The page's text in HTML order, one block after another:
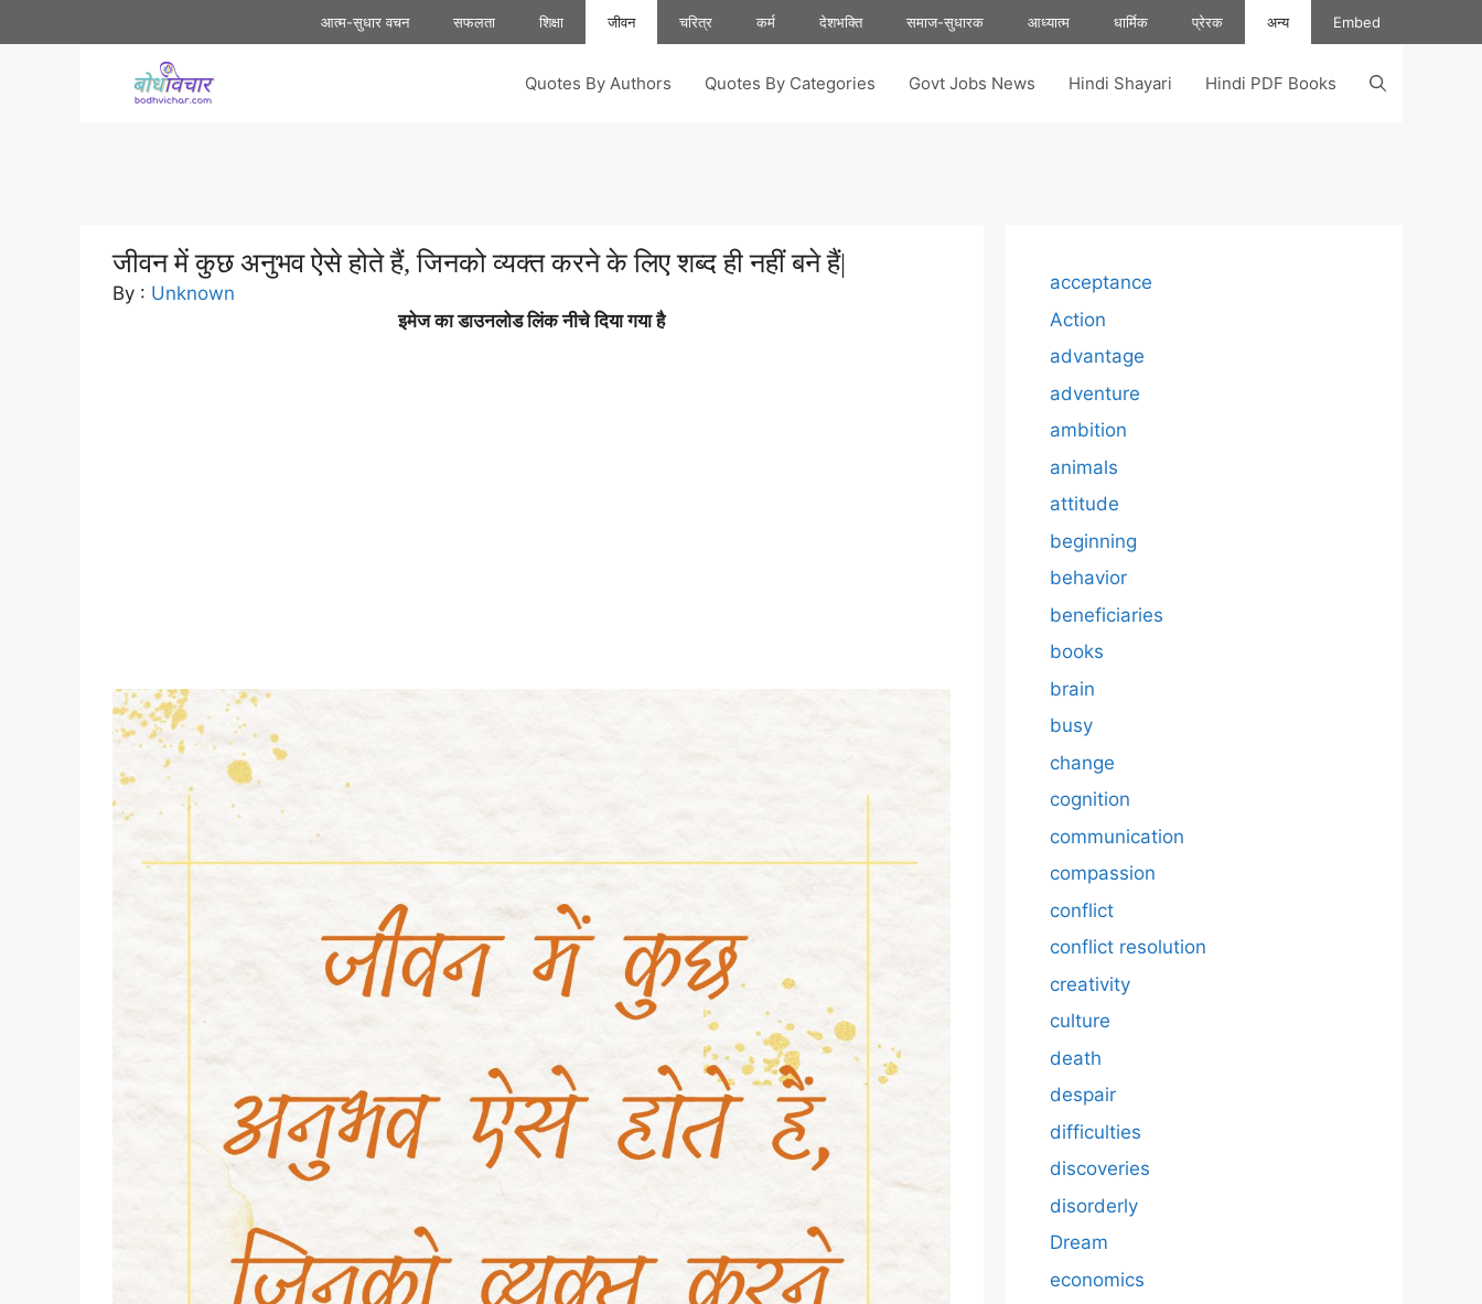
to
आत्म-सुधार वचन सफलता शिक्षा जीवन चरित्र कर्म देशभक्ति समाज-सुधारक आध्यात्म धार्मिक प्रेरक अन्य Embed
Quotes By Authors Quotes By Categories Govt Jobs News Hindi Shayari Hindi PDF Books
जीवन में कुछ अनुभव ऐसे होते हैं, जिनको व्यक्त करने के लिए शब्द ही नहीं बने हैं|
By : Unknown
इमेज का डाउनलोड लिंक नीचे दिया गया है
acceptance
Action
advantage
adventure
ambition
animals
attitude
beginning
behavior
beneficiaries
books
brain
busy
change
cognition
communication
compassion
conflict
conflict resolution
creativity
culture
death
despair
difficulties
discoveries
disorderly
Dream
economics